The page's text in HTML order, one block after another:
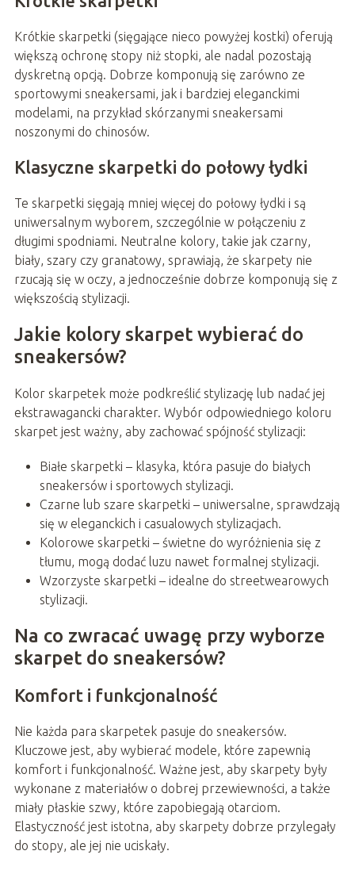
Krótkie skarpetki (sięgające nieco powyżej kostki) oferują
większą ochronę stopy niż stopki, ale nadal pozostają
dyskretną opcją. Dobrze komponują się zarówno ze
sportowymi sneakersami, jak i bardziej eleganckimi
modelami, na przykład skórzanymi sneakersami
noszonymi do chinosów.
Klasyczne skarpetki do połowy łydki
Te skarpetki sięgają mniej więcej do połowy łydki i są
uniwersalnym wyborem, szczególnie w połączeniu z
długimi spodniami. Neutralne kolory, takie jak czarny,
biały, szary czy granatowy, sprawiają, że skarpety nie
rzucają się w oczy, a jednocześnie dobrze komponują się z
większością stylizacji.
Jakie kolory skarpet wybierać do
sneakersów?
Kolor skarpetek może podkreślić stylizację lub nadać jej
ekstrawagancki charakter. Wybór odpowiedniego koloru
skarpet jest ważny, aby zachować spójność stylizacji:
Białe skarpetki – klasyka, która pasuje do białych
sneakersów i sportowych stylizacji.
Czarne lub szare skarpetki – uniwersalne, sprawdzają
się w eleganckich i casualowych stylizacjach.
Kolorowe skarpetki – świetne do wyróżnienia się z
tłumu, mogą dodać luzu nawet formalnej stylizacji.
Wzorzyste skarpetki – idealne do streetwearowych
stylizacji.
Na co zwracać uwagę przy wyborze
skarpet do sneakersów?
Komfort i funkcjonalność
Nie każda para skarpetek pasuje do sneakersów.
Kluczowe jest, aby wybierać modele, które zapewnią
komfort i funkcjonalność. Ważne jest, aby skarpety były
wykonane z materiałów o dobrej przewiewności, a także
miały płaskie szwy, które zapobiegają otarciom.
Elastyczność jest istotna, aby skarpety dobrze przylegały
do stopy, ale jej nie uciskały.